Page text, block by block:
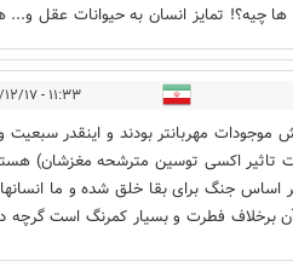
چیه؟! تمایز انسان به حیوانات عقل
۱۱:۳۳ - ۱۴۰۰/۱۲/۱۷
موجودات مهربانتر بودند و اینقدر
تاثیر اکسی توسین مترشحه مغزشان)
جنگ برای بقا خلق شده و ما
برخلاف فطرت و بسیار کمرنگ است گرچه